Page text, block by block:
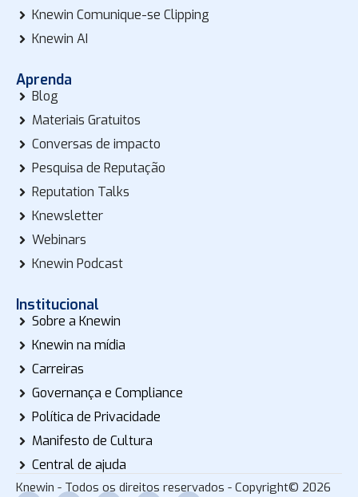
Knewin Comunique-se Clipping
Knewin AI
Aprenda
Blog
Materiais Gratuitos
Conversas de impacto
Pesquisa de Reputação
Reputation Talks
Knewsletter
Webinars
Knewin Podcast
Institucional
Sobre a Knewin
Knewin na mídia
Carreiras
Governança e Compliance
Política de Privacidade
Manifesto de Cultura
Central de ajuda
Knewin - Todos os direitos reservados - Copyright© 2026